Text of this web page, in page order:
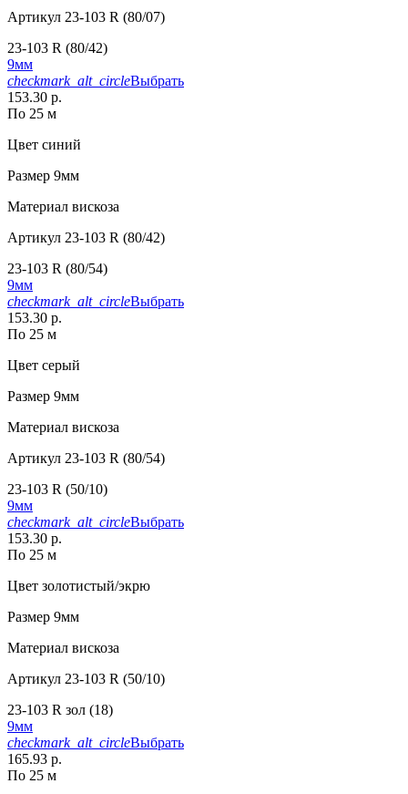
Артикул 23-103 R (80/07)
23-103 R (80/42)
9мм
checkmark_alt_circleВыбрать
153.30 р.
По 25 м
Цвет синий
Размер 9мм
Материал вискоза
Артикул 23-103 R (80/42)
23-103 R (80/54)
9мм
checkmark_alt_circleВыбрать
153.30 р.
По 25 м
Цвет серый
Размер 9мм
Материал вискоза
Артикул 23-103 R (80/54)
23-103 R (50/10)
9мм
checkmark_alt_circleВыбрать
153.30 р.
По 25 м
Цвет золотистый/экрю
Размер 9мм
Материал вискоза
Артикул 23-103 R (50/10)
23-103 R зол (18)
9мм
checkmark_alt_circleВыбрать
165.93 р.
По 25 м